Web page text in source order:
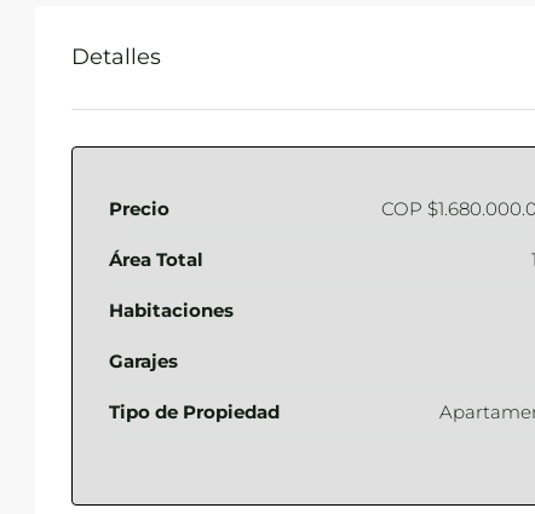
Detalles
Precio COP
Área Total
Habitaciones
Garajes
Tipo de Propiedad